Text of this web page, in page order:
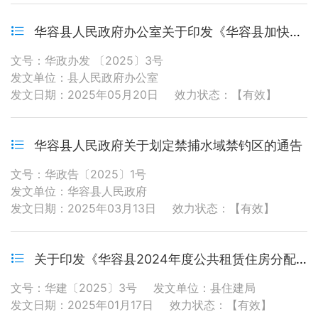
华容县人民政府办公室关于印发《华容县加快文化旅游产业高质量发展的若干政策措施》的通知
文号：华政办发 〔2025〕3号
发文单位：县人民政府办公室
发文日期：2025年05月20日
效力状态：【有效】
华容县人民政府关于划定禁捕水域禁钓区的通告
文号：华政告〔2025〕1号
发文单位：华容县人民政府
发文日期：2025年03月13日
效力状态：【有效】
关于印发《华容县2024年度公共租赁住房分配方案》的通知
文号：华建〔2025〕3号
发文单位：县住建局
发文日期：2025年01月17日
效力状态：【有效】